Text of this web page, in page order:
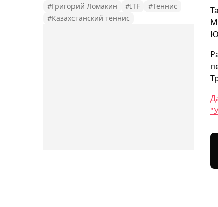
#Григорий Ломакин
#ITF
#Теннис
#Казахстанский теннис